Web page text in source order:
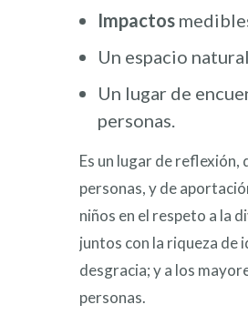
Impactos
Un espacio natural
Un lugar de
personas.
Es un lugar de
personas, y de
niños en el respeto a la
juntos con la riqueza de
desgracia; y a los
personas.